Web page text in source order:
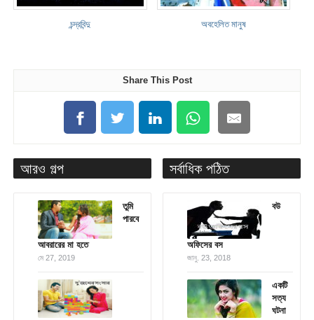
চন্দ্রবিন্দু অবহেলিত মানুষ
Share This Post
আরও গল্প
তুমি
পারবে
আবরারের মা হতে
মে 27, 2019
সর্বাধিক পঠিত
বউ
অফিসের বস
জানু. 23, 2018
একটি
সত্য
ঘটনা